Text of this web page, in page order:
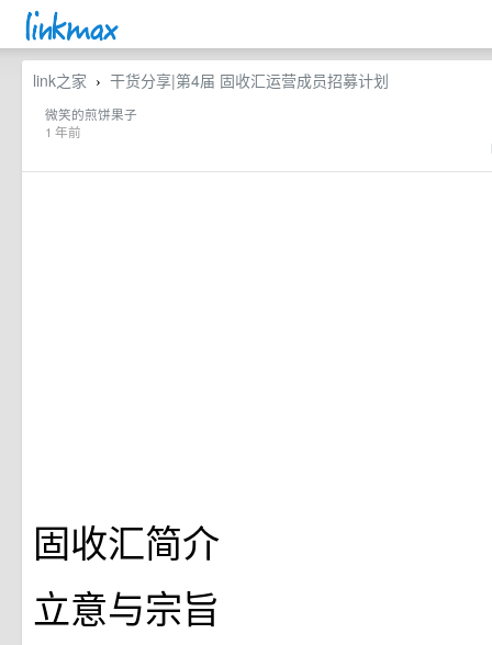
link之家 › 干货分享|第4届 固收汇运营成员招募计划
微笑的煎饼果子
1 年前
固收汇简介
立意与宗旨